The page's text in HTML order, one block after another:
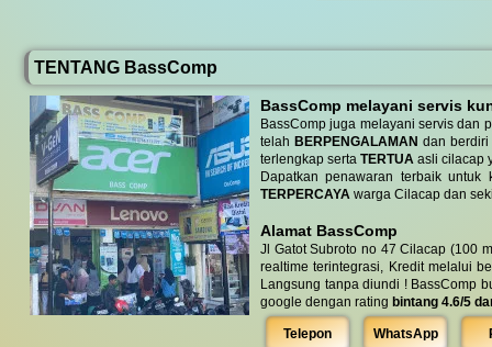
TENTANG BassComp
BassComp melayani servis
BassComp juga melayani servis dan
telah BERPENGALAMAN dan berdiri
terlengkap serta TERTUA asli cilacap
Dapatkan penawaran terbaik
TERPERCAYA warga Cilacap dan
Alamat BassComp
Jl Gatot Subroto no 47 Cilacap (100
realtime terintegrasi, Kredit melalui
Langsung tanpa diundi ! BassComp
google dengan rating bintang 4.6/5
Telepon WhatsApp